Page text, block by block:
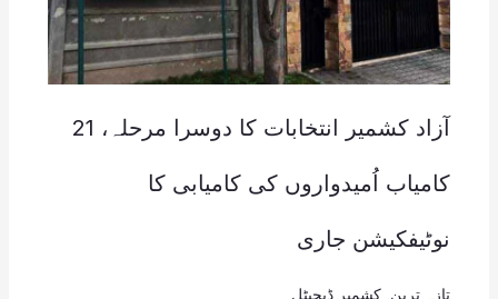
آزاد کشمیر انتخابات کا دوسرا مرحلہ، 21
کامیاب اُمیدواروں کی کامیابی کا
نوٹیفکیشن جاری
تازہ ترین کشمیر ڈیجیٹل